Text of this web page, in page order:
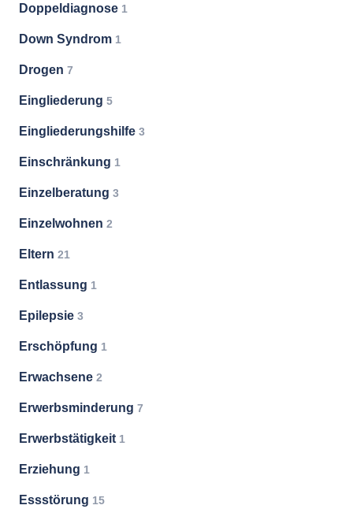
Doppeldiagnose 1
Down Syndrom 1
Drogen 7
Eingliederung 5
Eingliederungshilfe 3
Einschränkung 1
Einzelberatung 3
Einzelwohnen 2
Eltern 21
Entlassung 1
Epilepsie 3
Erschöpfung 1
Erwachsene 2
Erwerbsminderung 7
Erwerbstätigkeit 1
Erziehung 1
Essstörung 15